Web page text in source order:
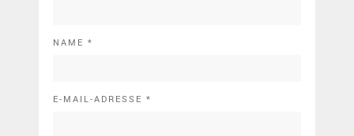
NAME *
E-MAIL-ADRESSE *